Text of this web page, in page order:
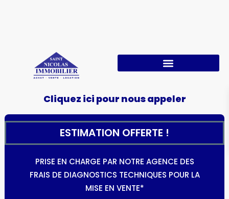
Cliquez ici pour nous appeler
ESTIMATION OFFERTE !
PRISE EN CHARGE PAR NOTRE AGENCE DES
FRAIS DE DIAGNOSTICS TECHNIQUES POUR LA
MISE EN VENTE*